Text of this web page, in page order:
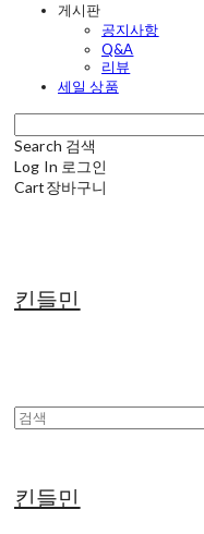
게시판
공지사항
Q&A
리뷰
세일 상품
Search 검색
Log In 로그인
Cart장바구니
킨들민
킨들민